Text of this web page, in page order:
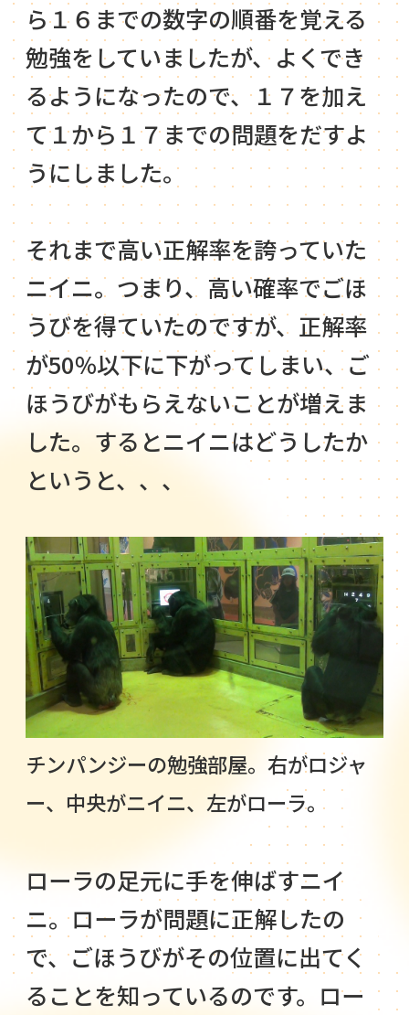
ら１６までの数字の順番を覚える
勉強をしていましたが、よくでき
るようになったので、１７を加え
て１から１７までの問題をだすよ
うにしました。
それまで高い正解率を誇っていた
ニイニ。つまり、高い確率でごほ
うびを得ていたのですが、正解率
が50％以下に下がってしまい、ご
ほうびがもらえないことが増えま
した。するとニイニはどうしたか
というと、、、
チンパンジーの勉強部屋。右がロジャ
ー、中央がニイニ、左がローラ。
ローラの足元に手を伸ばすニイ
ニ。ローラが問題に正解したの
で、ごほうびがその位置に出てく
ることを知っているのです。ロー